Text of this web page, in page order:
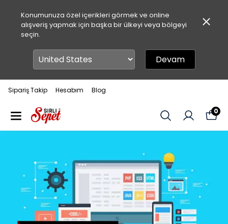
Konumunuza özel içerikleri görmek ve online
alışveriş yapmak için başka bir ülkeyi veya bölgeyi
seçin.
Devam
Sipariş Takip Hesabım Blog
0